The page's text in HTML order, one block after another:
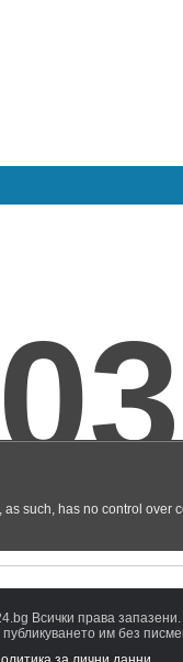
Всички права запазени.
им без